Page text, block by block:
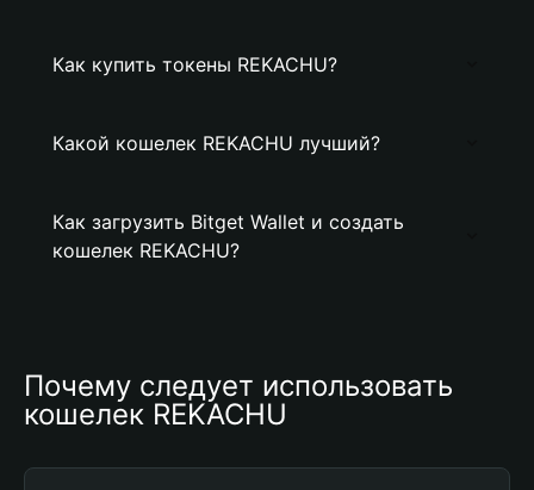
Как купить токены REKACHU?
Какой кошелек REKACHU лучший?
Как загрузить Bitget Wallet и создать
кошелек REKACHU?
Почему следует использовать
кошелек REKACHU